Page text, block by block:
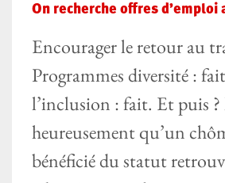
On recherche offres d’emploi
Encourager le retour au
Programmes diversité :
l’inclusion : fait. Et puis
heureusement qu’un
bénéficié du statut